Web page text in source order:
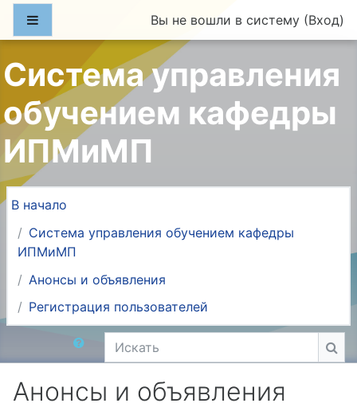
Перейти к основному содержанию
Вы не вошли в систему (Вход)
Система управления
обучением кафедры
ИПМиМП
В начало
Система управления обучением кафедры
ИПМиМП
Анонсы и объявления
Регистрация пользователей
Искать
Анонсы и объявления